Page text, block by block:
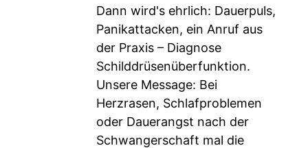
Dann wird's ehrlich: Dauerpuls,
Panikattacken, ein Anruf aus
der Praxis – Diagnose
Schilddrüsenüberfunktion.
Unsere Message: Bei
Herzrasen, Schlafproblemen
oder Dauerangst nach der
Schwangerschaft mal die